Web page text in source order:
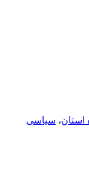
استان، سیاسی